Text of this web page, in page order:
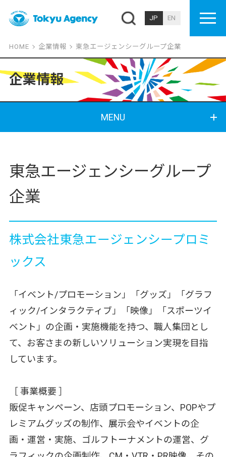
JP EN
HOME 企業情報 東急エージェンシーグループ企業
企業情報
東急エージェンシーグループ
企業
株式会社東急エージェンシープロミ
ックス
「イベント/プロモーション」「グッズ」「グラフ
ィック/インタラクティブ」「映像」「スポーツイ
ベント」の企画・実施機能を持つ、職人集団とし
て、お客さまの新しいソリューション実現を目指
しています。
［ 事業概要 ］
販促キャンペーン、店頭プロモーション、POPやプ
レミアムグッズの制作、展示会やイベントの企
画・運営・実施、ゴルフトーナメントの運営、グ
MENU